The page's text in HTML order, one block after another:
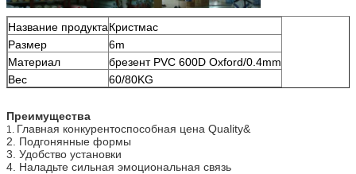
Название продуктаКристмас
Размер
6m
Материал
брезент PVC 600D Oxford/0.4mm
Вес
60/80KG
Преимущества
1. Главная конкурентоспособная цена Quality&
2. Подгонянные формы
3. Удобство установки
4. Наладьте сильная эмоциональная связь